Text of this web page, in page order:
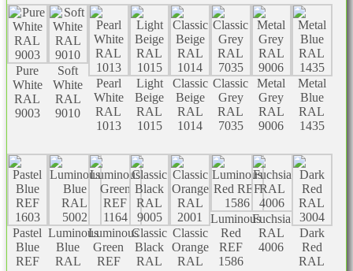
Pure
White
RAL
9003
Soft
White
RAL
9010
Pearl
White
RAL
1013
Light
Beige
RAL
1015
Classic
Beige
RAL
1014
Classic
Grey
RAL
7035
Metal
Grey
RAL
9006
Metal
Blue
RAL
1435
Pastel
Blue
REF
Luminous
Blue
RAL
Luminous
Green
REF
Classic
Black
RAL
Classic
Orange
RAL
Luminous
Red
REF
1586
Fuchsia
RAL
4006
Dark
Red
RAL